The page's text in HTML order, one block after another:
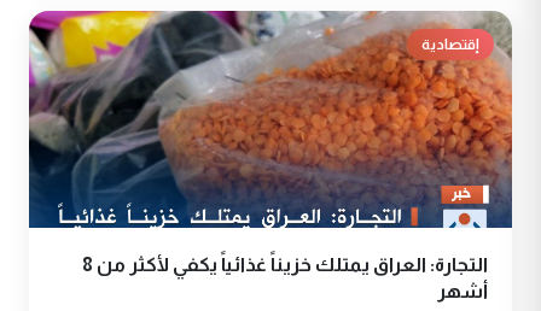
إقتصادية
التجارة: العراق يمتلك خزيناً غذائياً يكفي لأكثر من 8
أشهر